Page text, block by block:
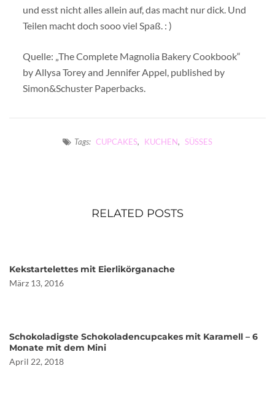
und esst nicht alles allein auf, das macht nur dick. Und
Teilen macht doch sooo viel Spaß. : )
Quelle: „The Complete Magnolia Bakery Cookbook“
by Allysa Torey and Jennifer Appel, published by
Simon&Schuster Paperbacks.
Tags: CUPCAKES, KUCHEN, SÜSSES
RELATED POSTS
Kekstartelettes mit Eierlikörganache
März 13, 2016
Schokoladigste Schokoladencupcakes mit Karamell – 6
Monate mit dem Mini
April 22, 2018